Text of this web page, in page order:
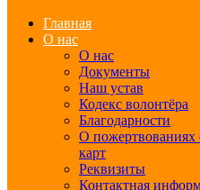
Главная
О нас
О нас
Документы
Наш устав
Кодекс волонтёра
Благодарности
О пожертвованиях
карт
Реквизиты
Контактная